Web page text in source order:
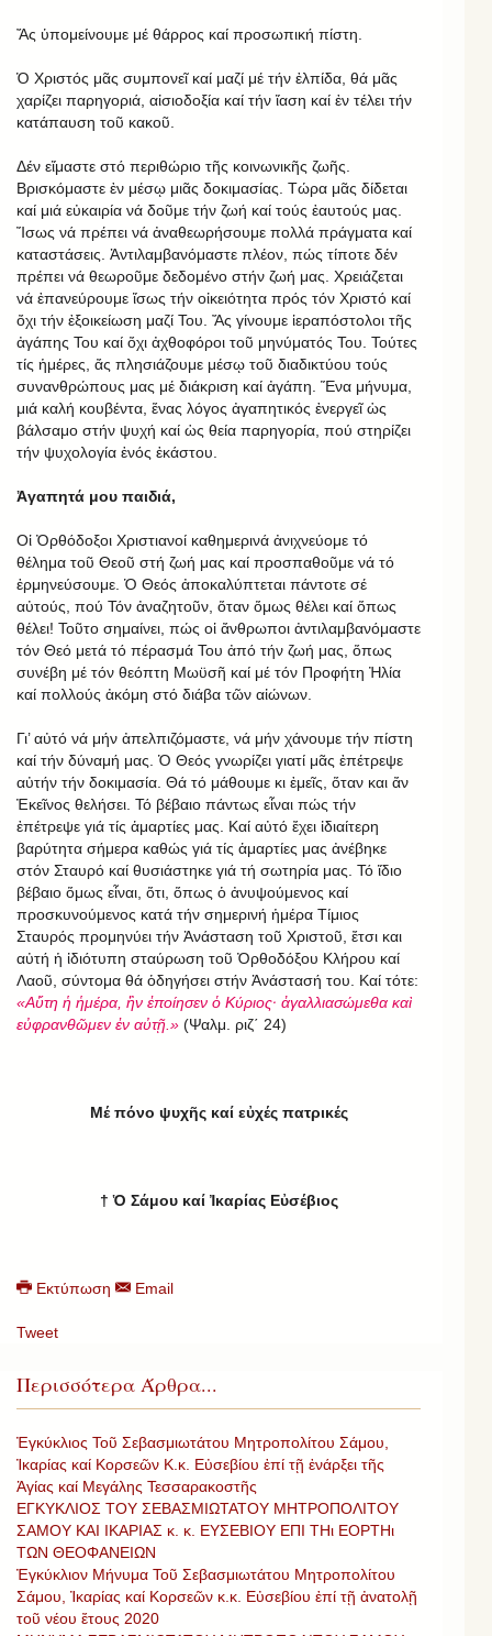
Ἄς ὑπομείνουμε μέ θάρρος καί προσωπική πίστη.
Ὁ Χριστός μᾶς συμπονεῖ καί μαζί μέ τήν ἐλπίδα, θά μᾶς
χαρίζει παρηγοριά, αἰσιοδοξία καί τήν ἴαση καί ἐν τέλει τήν
κατάπαυση τοῦ κακοῦ.
Δέν εἴμαστε στό περιθώριο τῆς κοινωνικῆς ζωῆς.
Βρισκόμαστε ἐν μέσῳ μιᾶς δοκιμασίας. Τώρα μᾶς δίδεται
καί μιά εὐκαιρία νά δοῦμε τήν ζωή καί τούς ἑαυτούς μας.
Ἴσως νά πρέπει νά ἀναθεωρήσουμε πολλά πράγματα καί
καταστάσεις. Ἀντιλαμβανόμαστε πλέον, πώς τίποτε δέν
πρέπει νά θεωροῦμε δεδομένο στήν ζωή μας. Χρειάζεται
νά ἐπανεύρουμε ἴσως τήν οἰκειότητα πρός τόν Χριστό καί
ὄχι τήν ἐξοικείωση μαζί Του. Ἄς γίνουμε ἱεραπόστολοι τῆς
ἀγάπης Του καί ὄχι ἀχθοφόροι τοῦ μηνύματός Του. Τούτες
τίς ἡμέρες, ἄς πλησιάζουμε μέσῳ τοῦ διαδικτύου τούς
συνανθρώπους μας μέ διάκριση καί ἀγάπη. Ἕνα μήνυμα,
μιά καλή κουβέντα, ἕνας λόγος ἀγαπητικός ἐνεργεῖ ὡς
βάλσαμο στήν ψυχή καί ὡς θεία παρηγορία, πού στηρίζει
τήν ψυχολογία ἑνός ἑκάστου.
Ἀγαπητά μου παιδιά,
Οἱ Ὀρθόδοξοι Χριστιανοί καθημερινά ἀνιχνεύομε τό
θέλημα τοῦ Θεοῦ στή ζωή μας καί προσπαθοῦμε νά τό
ἑρμηνεύσουμε. Ὁ Θεός ἀποκαλύπτεται πάντοτε σέ
αὐτούς, πού Τόν ἀναζητοῦν, ὅταν ὅμως θέλει καί ὅπως
θέλει! Τοῦτο σημαίνει, πώς οἱ ἄνθρωποι ἀντιλαμβανόμαστε
τόν Θεό μετά τό πέρασμά Του ἀπό τήν ζωή μας, ὅπως
συνέβη μέ τόν θεόπτη Μωϋσῆ καί μέ τόν Προφήτη Ἠλία
καί πολλούς ἀκόμη στό διάβα τῶν αἰώνων.
Γι’ αὐτό νά μήν ἀπελπιζόμαστε, νά μήν χάνουμε τήν πίστη
καί τήν δύναμή μας. Ὁ Θεός γνωρίζει γιατί μᾶς ἐπέτρεψε
αὐτήν τήν δοκιμασία. Θά τό μάθουμε κι ἐμεῖς, ὅταν και ἄν
Ἐκεῖνος θελήσει. Τό βέβαιο πάντως εἶναι πώς τήν
ἐπέτρεψε γιά τίς ἁμαρτίες μας. Καί αὐτό ἔχει ἰδιαίτερη
βαρύτητα σήμερα καθώς γιά τίς ἁμαρτίες μας ἀνέβηκε
στόν Σταυρό καί θυσιάστηκε γιά τή σωτηρία μας. Τό ἴδιο
βέβαιο ὅμως εἶναι, ὅτι, ὅπως ὁ ἀνυψούμενος καί
προσκυνούμενος κατά τήν σημερινή ἡμέρα Τίμιος
Σταυρός προμηνύει τήν Ἀνάσταση τοῦ Χριστοῦ, ἔτσι και
αὐτή ἡ ἰδιότυπη σταύρωση τοῦ Ὀρθοδόξου Κλήρου καί
Λαοῦ, σύντομα θά ὁδηγήσει στήν Ἀνάστασή του. Καί τότε:
«Αὕτη ἡ ἡμέρα, ἣν ἐποίησεν ὁ Κύριος· ἀγαλλιασώμεθα καὶ
εὐφρανθῶμεν ἐν αὐτῇ.» (Ψαλμ. ριζ΄ 24)
Μέ πόνο ψυχῆς καί εὐχές πατρικές
†Ὁ Σάμου καί Ἰκαρίας Εὐσέβιος
Εκτύπωση Email
Tweet
Περισσότερα Άρθρα...
Ἐγκύκλιος Τοῦ Σεβασμιωτάτου Μητροπολίτου Σάμου,
Ἰκαρίας καί Κορσεῶν Κ.κ. Εὐσεβίου ἐπί τῇ ἐνάρξει τῆς
Ἁγίας καί Μεγάλης Τεσσαρακοστῆς
ΕΓΚΥΚΛΙΟΣ ΤΟΥ ΣΕΒΑΣΜΙΩΤΑΤΟΥ ΜΗΤΡΟΠΟΛΙΤΟΥ
ΣΑΜΟΥ ΚΑΙ ΙΚΑΡΙΑΣ κ. κ. ΕΥΣΕΒΙΟΥ ΕΠΙ ΤΗι ΕΟΡΤΗι
ΤΩΝ ΘΕΟΦΑΝΕΙΩΝ
Ἐγκύκλιον Μήνυμα Τοῦ Σεβασμιωτάτου Μητροπολίτου
Σάμου, Ἰκαρίας καί Κορσεῶν κ.κ. Εὐσεβίου ἐπί τῇ ἀνατολῇ
τοῦ νέου ἔτους 2020